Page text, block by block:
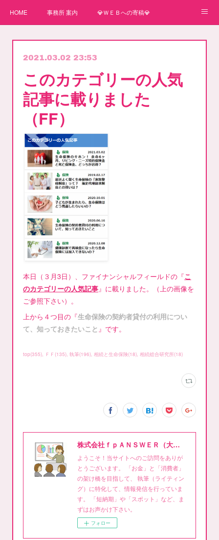
HOME 事務所 案内 💎ＷＥＢへの寄稿💎
弊事務所へのお問い合わせ講師
2021.03.02 23:53
このカテゴリーの人気
記事に載りました
（FF）
本日（３月3日）、ファイナンシャルフィールドの『こ
のカテゴリーの人気記事』に載りました。（上の画像を
ご参照下さい）。
上から４つ目の『生命保険の契約者貸付の利用につい
て、知っておきたいこと』です。
top(355) ＦＦ (135) 執筆(196) 相続と生命保険(18) 相続総合研究所(18)
株式会社ｆｐＡＮＳＷＥＲ（大泉稔1級FPライティング事務所）
ようこそ！当サイトへのご訪問をありが
とうございます。 「お金」と「消費者」
の架け橋を目指して、 執筆（ライティン
グ）に特化して、情報発信を行っていま
す。 「短納期」や「スポット」など、ま
ずはお声かけ下さい。
フォロー